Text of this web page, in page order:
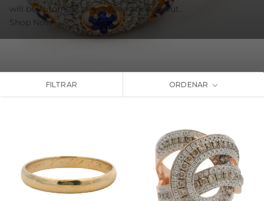
FILTRAR ORDENAR
will be automatically applied at checkout.
Shop Now